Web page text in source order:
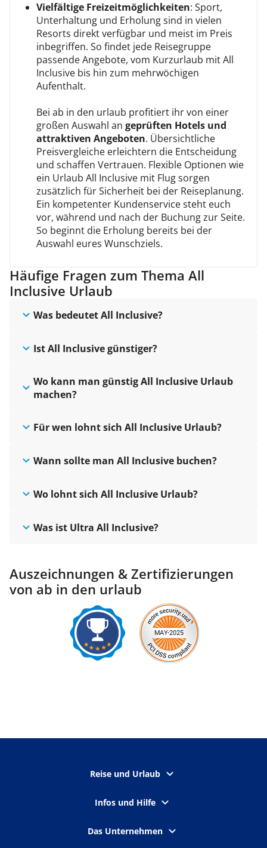
Vielfältige Freizeitmöglichkeiten: Sport,
Unterhaltung und Erholung sind in vielen
Resorts direkt verfügbar und meist im Preis
inbegriffen. So findet jede Reisegruppe
passende Angebote, vom Kurzurlaub mit All
Inclusive bis hin zum mehrwöchigen
Aufenthalt.
Bei ab in den urlaub profitiert ihr von einer
großen Auswahl an geprüften Hotels und
attraktiven Angeboten. Übersichtliche
Preisvergleiche erleichtern die Entscheidung
und schaffen Vertrauen. Flexible Optionen wie
ein Urlaub All Inclusive mit Flug sorgen
zusätzlich für Sicherheit bei der Reiseplanung.
Ein kompetenter Kundenservice steht euch
vor, während und nach der Buchung zur Seite.
So beginnt die Erholung bereits bei der
Auswahl eures Wunschziels.
Häufige Fragen zum Thema All
Inclusive Urlaub
Was bedeutet All Inclusive?
Ist All Inclusive günstiger?
Wo kann man günstig All Inclusive Urlaub
machen?
Für wen lohnt sich All Inclusive Urlaub?
Wann sollte man All Inclusive buchen?
Wo lohnt sich All Inclusive Urlaub?
Was ist Ultra All Inclusive?
Auszeichnungen & Zertifizierungen
von ab in den urlaub
Reise und Urlaub
Infos und Hilfe
Das Unternehmen